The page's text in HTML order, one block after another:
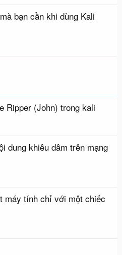
bạn cần khi dùng Kali
Ripper (John) trong kali
dung khiêu dâm trên mạng
máy tính chỉ với một chiếc